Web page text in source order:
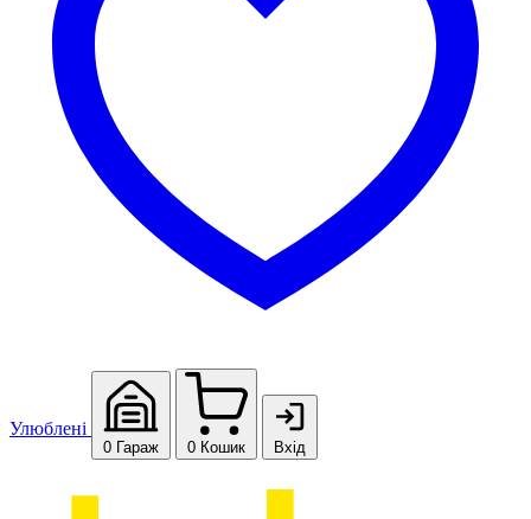
Улюблені
0 Гараж 0 Кошик Вхід